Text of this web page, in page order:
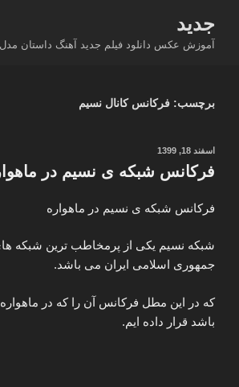
محتوا
جدید
آموزش عکس دانلود فیلم جدید آهنگ داستان مدل 2025
برچسب: فرکانس کانال نسیم
نوشته‌شده
در
اسفند 18, 1399
فرکانس شبکه ی نسیم در
فرکانس شبکه ی نسیم در ماهواره
شبکه نسیم یکی از پرمخاطب ترین شبکه
جمهوری اسلامی ایران می باشد.
که در این مطل فرکانس آن را که در
باشد قرار داده ایم.